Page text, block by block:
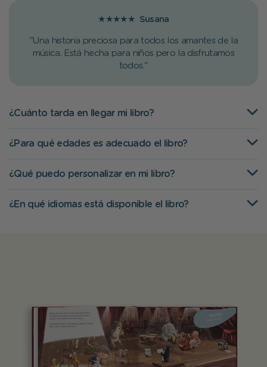
★★★★★ Susana
"Una historia preciosa para todos los amantes de la
música. Está hecha para niños pero la disfrutamos
todos."
¿Cuánto tarda en llegar mi libro?
¿Para qué edades es adecuado el libro?
¿Qué puedo personalizar en mi libro?
¿En qué idiomas está disponible el libro?